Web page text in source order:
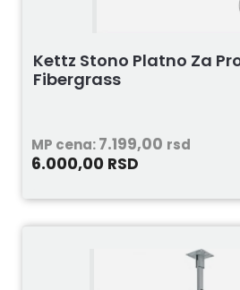
Kettz Stono Platno Za
Fibergrass
MP cena:7.199,00 rsd
6.000,00 RSD